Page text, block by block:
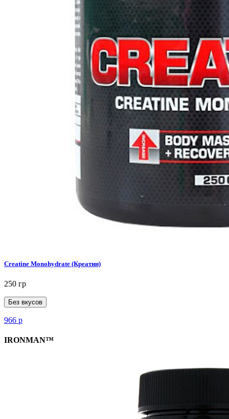
Creatine Monohydrate (Креатин)
250 гр
Без вкусов
966 р
IRONMAN™